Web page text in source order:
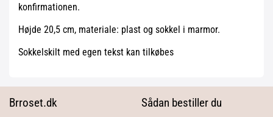
konfirmationen.
Højde 20,5 cm, materiale: plast og sokkel i marmor.
Sokkelskilt med egen tekst kan tilkøbes
Brroset.dk Sådan bestiller du